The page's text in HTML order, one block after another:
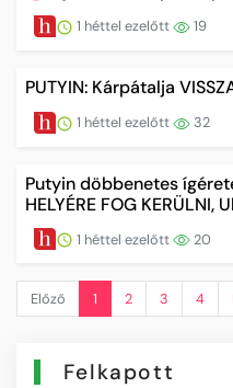
1 héttel ezelőtt 19
PUTYIN: Kárpátalja
1 héttel ezelőtt 32
Putyin döbbenetes
HELYÉRE FOG
1 héttel ezelőtt 20
Előző 1 2 3 4
Felkapott